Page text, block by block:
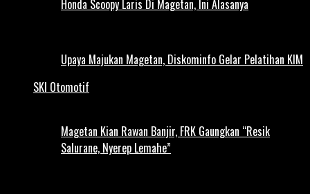
Honda Scoopy Laris Di Magetan, Ini Alasanya
Upaya Majukan Magetan, Diskominfo Gelar Pelatihan KIM
SKI Otomotif
Magetan Kian Rawan Banjir, FRK Gaungkan “Resik
Salurane, Nyerep Lemahe”